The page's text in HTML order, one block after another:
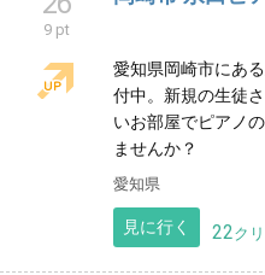
岡崎市 永田ピ